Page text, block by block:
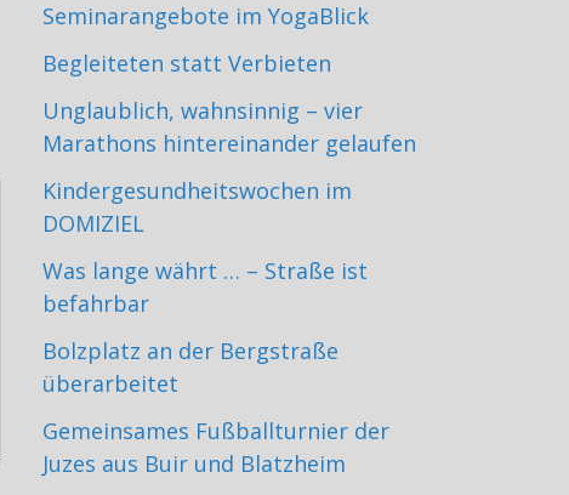
Seminarangebote im YogaBlick
Begleiteten statt Verbieten
Unglaublich, wahnsinnig – vier
Marathons hintereinander gelaufen
Kindergesundheitswochen im
DOMIZIEL
Was lange währt … – Straße ist
befahrbar
Bolzplatz an der Bergstraße
überarbeitet
Gemeinsames Fußballturnier der
Juzes aus Buir und Blatzheim